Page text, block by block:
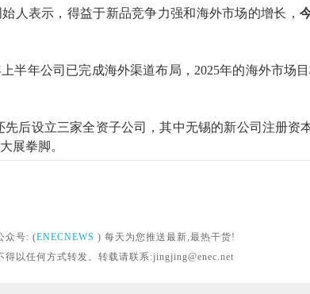
人 表示，得益于新品竞争力强和海外市场的增长，
上半年公司已完成海外渠道布局 ， 2025年的海外市场
先后设立三家全资子公司 ，其中无锡的新公司 注册资
展拳脚。
众号: (ENECNEWS ) 每天为您推送最新,最热干货!
以任何方式转发。转载请联系:jingjing@enec.net